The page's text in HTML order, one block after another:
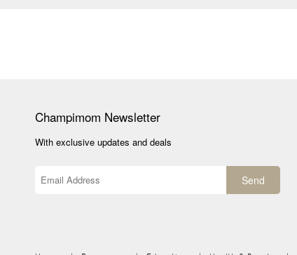
Champimom Newsletter
With exclusive updates and deals
Send